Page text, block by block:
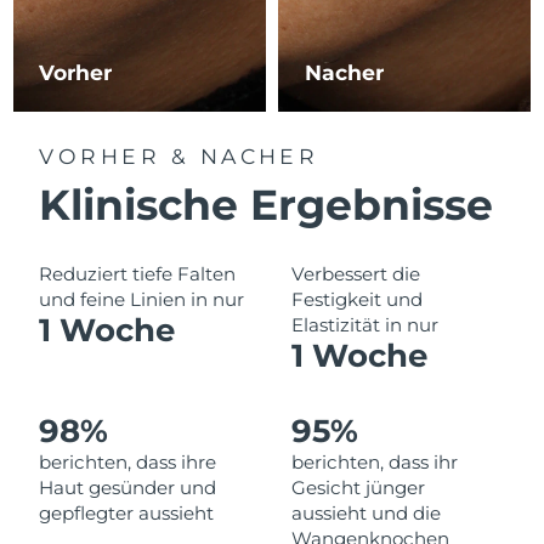
Vorher Nacher
VORHER & NACHER
Klinische Ergebnisse
Reduziert tiefe Falten
und feine Linien in nur
1 Woche
Verbessert die
Festigkeit und
Elastizität in nur
1 Woche
98%
berichten, dass ihre
Haut gesünder und
gepflegter aussieht
95%
berichten, dass ihr
Gesicht jünger
aussieht und die
Wangenknochen
Norwegen Erwartete Lieferung
Oman Erwartete Lieferung
Polen Erwartete Lieferung
Puerto Rico Erwartete Lieferung
Erwartete Lieferung
Rumänien Erwartete Lieferung 8/12/26
Russland Erwartete Lieferung